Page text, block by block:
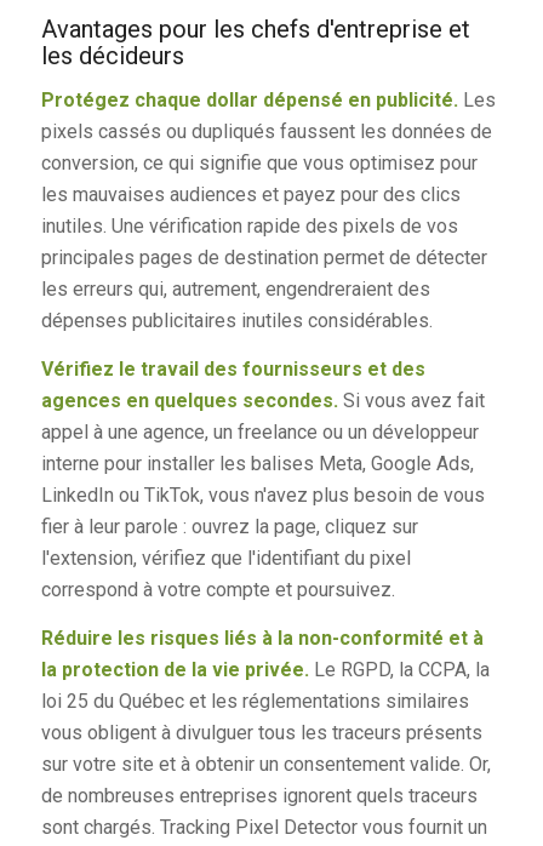
Avantages pour les chefs d'entreprise et
les décideurs
Protégez chaque dollar dépensé en publicité.Les
pixels cassés ou dupliqués faussent les données de
conversion, ce qui signifie que vous optimisez pour
les mauvaises audiences et payez pour des clics
inutiles. Une vérification rapide des pixels de vos
principales pages de destination permet de détecter
les erreurs qui, autrement, engendreraient des
dépenses publicitaires inutiles considérables.
Vérifiez le travail des fournisseurs et des
agences en quelques secondes.Si vous avez fait
appel à une agence, un freelance ou un développeur
interne pour installer les balises Meta, Google Ads,
LinkedIn ou TikTok, vous n'avez plus besoin de vous
fier à leur parole : ouvrez la page, cliquez sur
l'extension, vérifiez que l'identifiant du pixel
correspond à votre compte et poursuivez.
Réduire les risques liés à la non-conformité et à
la protection de la vie privée. Le RGPD, la CCPA, la
loi 25 du Québec et les réglementations similaires
vous obligent à divulguer tous les traceurs présents
sur votre site et à obtenir un consentement valide. Or,
de nombreuses entreprises ignorent quels traceurs
sont chargés. Tracking Pixel Detector vous fournit un